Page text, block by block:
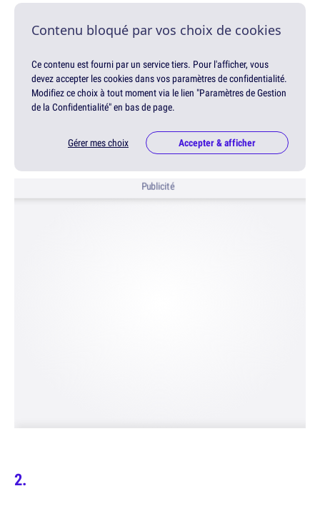
Contenu bloqué par vos choix de cookies
Ce contenu est fourni par un service tiers. Pour l'afficher, vous
devez accepter les cookies dans vos paramètres de confidentialité.
Modifiez ce choix à tout moment via le lien "Paramètres de Gestion
de la Confidentialité" en bas de page.
Gérer mes choix Accepter & afficher
Publicité